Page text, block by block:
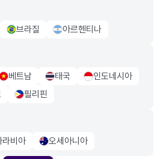
brazil Flag
브라질 Argentina Flag
아르헨티나
Flag
베트남 thailand Flag
태국 indonesia Flag
인도네시아
Flagphilippiness Flag
필리핀
Flag
라비아 Australia Flag
오세아니아